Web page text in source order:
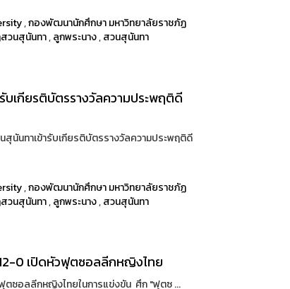
,กองพัฒนานักศึกษา มหาวิทยาลัยราชภัฏ
วนสุนันทา,ลูกพระนาง,สวนสุนันทา
เกียรติบัตรรางวัลความประพฤติดี
นันทาเข้ารับเกียรติบัตรรางวัลความประพฤติดี
,กองพัฒนานักศึกษา มหาวิทยาลัยราชภัฏ
วนสุนันทา,ลูกพระนาง,สวนสุนันทา
0 เปิดหัวฟุตซอลลีกหญิงไทย
ตซอลลีกหญิงไทยในการแข่งขัน ศึก "ฟุตซ ...